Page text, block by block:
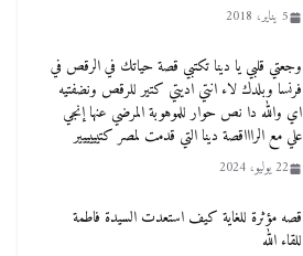
5 يناير، 2018
وجعتي قلبي يا دينا تكتبي قصة حياتك في الرقص في
فرنسا وبلدك لاء انتي اديتي كتير للرقص ونضفتيه
اي والله دا نص حوار للموهوبة المرضي عنها إنجي
علي مع الراااقصة دينا التي قدمت لمصر كتيييييير
22 يوليو، 2024
قصه مؤثرة للغاية كيف استعدت السيدة فاطمة
للقاء الله